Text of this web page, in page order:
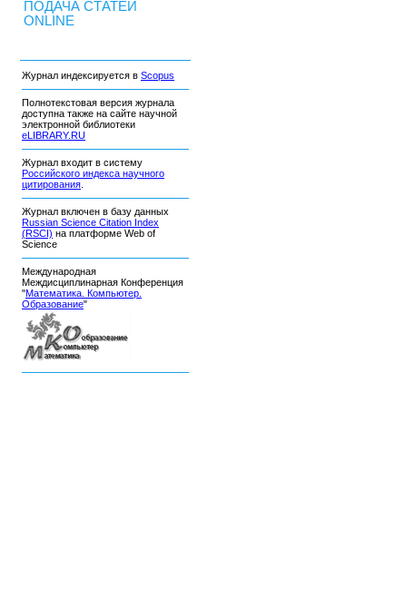
ПОДАЧА СТАТЕЙ
ONLINE
Журнал индексируется в Scopus
Полнотекстовая версия журнала
доступна также на сайте научной
электронной библиотеки
eLIBRARY.RU
Журнал входит в систему
Российского индекса научного
цитирования
Журнал включен в базу данных
Russian Science Citation Index
(RSCI) на платформе Web of
Science
Международная
Междисциплинарная Конференция
"Математика. Компьютер.
Образование"